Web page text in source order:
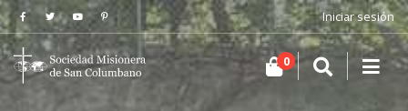
Iniciar sesión
0